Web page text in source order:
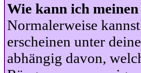
Wie kann ich
Normalerweise
erscheinen unter
abhängig davon,